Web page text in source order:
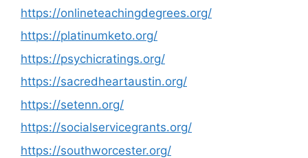
https://onlineteachingdegrees.org/
https://platinumketo.org/
https://psychicratings.org/
https://sacredheartaustin.org/
https://setenn.org/
https://socialservicegrants.org/
https://southworcester.org/